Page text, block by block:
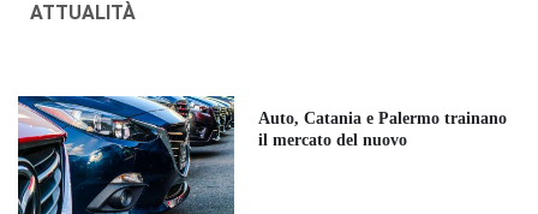
ATTUALITÀ
Auto, Catania e Palermo trainano
il mercato del nuovo